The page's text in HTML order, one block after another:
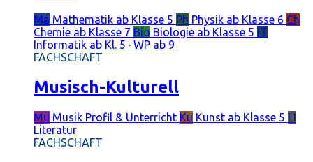
Ma Mathematik ab Klasse 5 Ph Physik ab Klasse 6 Ch
Chemie ab Klasse 7 Bio Biologie ab Klasse 5 IT
Informatik ab Kl. 5 · WP ab 9
FACHSCHAFT
Musisch-Kulturell
Mu Musik Profil & Unterricht Ku Kunst ab Klasse 5 LI
Literatur
FACHSCHAFT